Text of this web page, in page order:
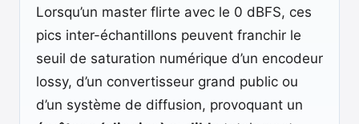
Lorsqu’un master flirte avec le 0 dBFS, ces
pics inter-échantillons peuvent franchir le
seuil de saturation numérique d’un encodeur
lossy, d’un convertisseur grand public ou
d’un système de diffusion, provoquant un